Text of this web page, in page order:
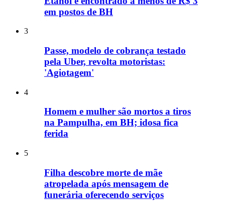
em postos de BH
3
Passe, modelo de cobrança testado
pela Uber, revolta motoristas:
'Agiotagem'
4
Homem e mulher são mortos a tiros
na Pampulha, em BH; idosa fica
ferida
5
Filha descobre morte de mãe
atropelada após mensagem de
funerária oferecendo serviços